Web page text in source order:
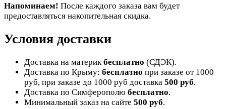
Напоминаем! После каждого заказа вам будет
предоставляться накопительная скидка.
Условия доставки
Доставка на материкбесплатно (СДЭК).
Доставка по Крыму: бесплатно при заказе от 1000
руб, при заказе до 1000 руб доставка 500 руб.
Доставка по Симферополю бесплатно.
Минимальный заказ на сайте 500 руб.